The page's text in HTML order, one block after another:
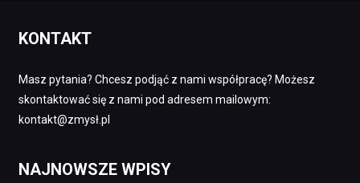
KONTAKT
Masz pytania? Chcesz podjąć z nami współpracę? Możesz
skontaktować się z nami pod adresem mailowym:
kontakt@zmysł.pl
NAJNOWSZE WPISY